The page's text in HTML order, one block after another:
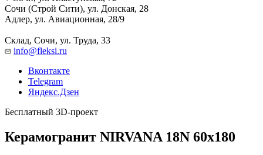
Сочи (Строй Сити), ул. Донская, 28
Адлер, ул. Авиационная, 28/9
Склад, Сочи, ул. Труда, 33
info@fleksi.ru
Вконтакте
Telegram
Яндекс.Дзен
Бесплатный 3D-проект
Керамогранит NIRVANA 18N 60x180